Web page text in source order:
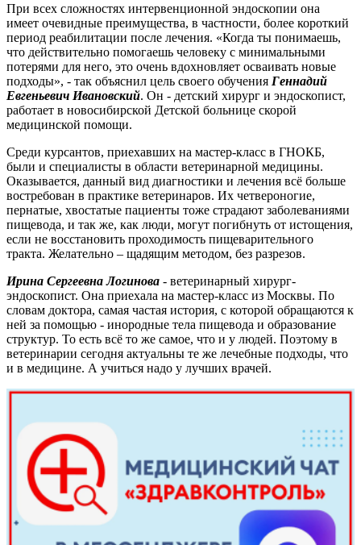
При всех сложностях интервенционной эндоскопии она
имеет очевидные преимущества, в частности, более короткий
период реабилитации после лечения. «Когда ты понимаешь,
что действительно помогаешь человеку с минимальными
потерями для него, это очень вдохновляет осваивать новые
подходы», - так объяснил цель своего обучения Геннадий
Евгеньевич Ивановский. Он - детский хирург и эндоскопист,
работает в новосибирской Детской больнице скорой
медицинской помощи.
Среди курсантов, приехавших на мастер-класс в ГНОКБ,
были и специалисты в области ветеринарной медицины.
Оказывается, данный вид диагностики и лечения всё больше
востребован в практике ветеринаров. Их четвероногие,
пернатые, хвостатые пациенты тоже страдают заболеваниями
пищевода, и так же, как люди, могут погибнуть от истощения,
если не восстановить проходимость пищеварительного
тракта. Желательно – щадящим методом, без разрезов.
Ирина Сергеевна Логинова - ветеринарный хирург-
эндоскопист. Она приехала на мастер-класс из Москвы. По
словам доктора, самая частая история, с которой обращаются к
ней за помощью - инородные тела пищевода и образование
структур. То есть всё то же самое, что и у людей. Поэтому в
ветеринарии сегодня актуальны те же лечебные подходы, что
и в медицине. А учиться надо у лучших врачей.